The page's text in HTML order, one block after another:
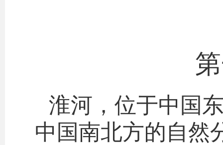
淮河，位于中国
中国南北方的自然